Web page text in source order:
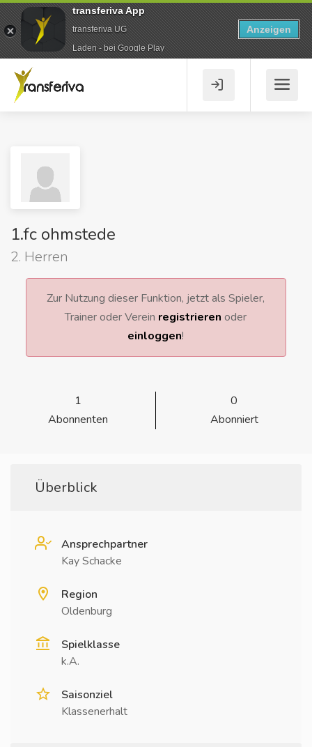
1.fc ohmstede
2. Herren
Zur Nutzung dieser Funktion, jetzt als Spieler,
Trainer oder Verein registrieren oder
einloggen!
1
Abonnenten
0
Abonniert
Überblick
Ansprechpartner
Kay Schacke
Region
Oldenburg
Spielklasse
k.A.
Saisonziel
Klassenerhalt
transferiva App
transferiva UG
Laden - bei Google Play
Anzeigen